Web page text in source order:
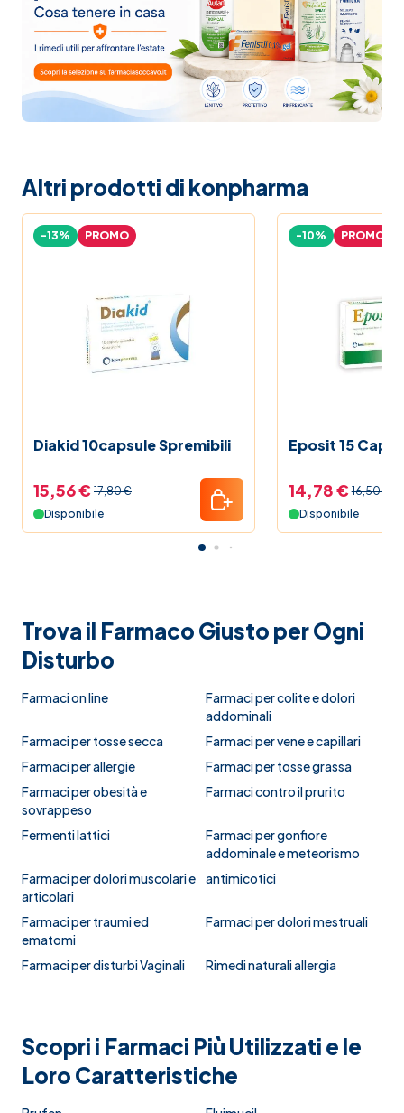
Altri prodotti di konpharma
Diakid 10capsule Spremibili
-13% PROMO
15,56 € 17,80 €
Disponibile
Eposit 15
-10% PROMO
14,78 € 16,50 €
Disponibile
Trova il Farmaco Giusto per Ogni
Disturbo
Farmaci on line
Farmaci per colite e dolori
addominali
Farmaci per tosse secca
Farmaci per vene e capillari
Farmaci per allergie
Farmaci per tosse grassa
Farmaci per obesità e
sovrappeso
Farmaci contro il prurito
Fermenti lattici
Farmaci per gonfiore
addominale e meteorismo
Farmaci per dolori muscolari e
articolari
antimicotici
Farmaci per traumi ed
ematomi
Farmaci per dolori mestruali
Farmaci per disturbi Vaginali Rimedi naturali allergia
Scopri i Farmaci Più Utilizzati e le
Loro Caratteristiche